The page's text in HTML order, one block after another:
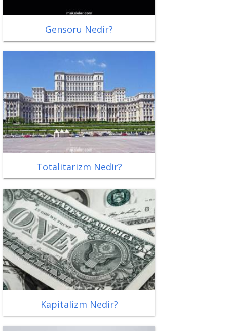
Gensoru Nedir?
Totalitarizm Nedir?
Kapitalizm Nedir?